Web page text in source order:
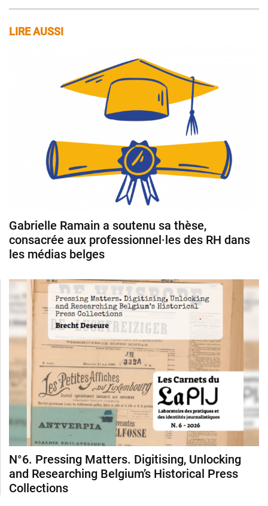
LIRE AUSSI
Gabrielle Ramain a soutenu sa thèse,
consacrée aux professionnel·les des RH dans
les médias belges
N°6. Pressing Matters. Digitising, Unlocking
and Researching Belgium’s Historical Press
Collections